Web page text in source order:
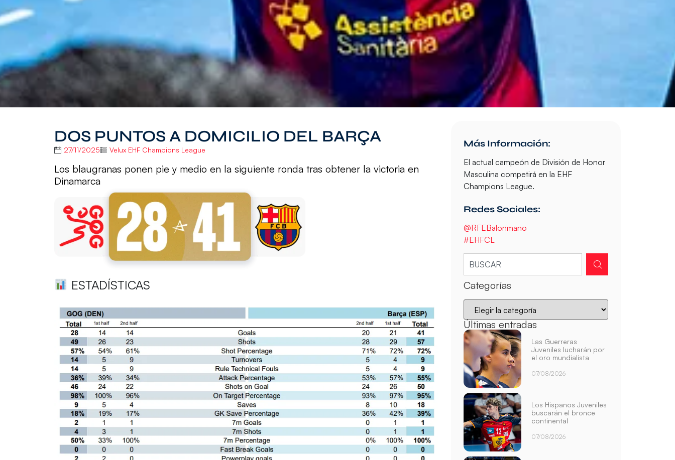
DOS PUNTOS A DOMICILIO DEL BARÇA
27/11/2025 Velux EHF Champions League
Los blaugranas ponen pie y medio en la siguiente ronda tras obtener la victoria en
Dinamarca
ESTADÍSTICAS
Más Información:
El actual campeón de División de Honor
Masculina competirá en la EHF
Champions League.
Redes Sociales:
@RFEBalonmano
#EHFCL
Categorías
Últimas entradas
Las Guerreras
Juveniles lucharán por
el oro mundialista
07/08/2026
Los Hispanos Juveniles
buscarán el bronce
continental
07/08/2026